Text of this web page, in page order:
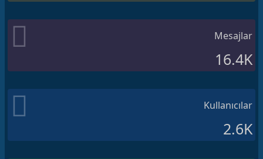
Mesajlar
16.4K
Kullanıcılar
2.6K